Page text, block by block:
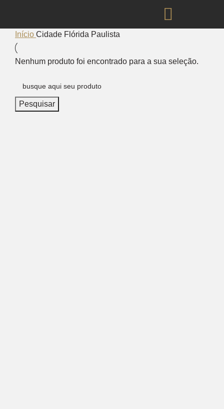
Início Cidade Flórida Paulista
Nenhum produto foi encontrado para a sua seleção.
Pesquisar